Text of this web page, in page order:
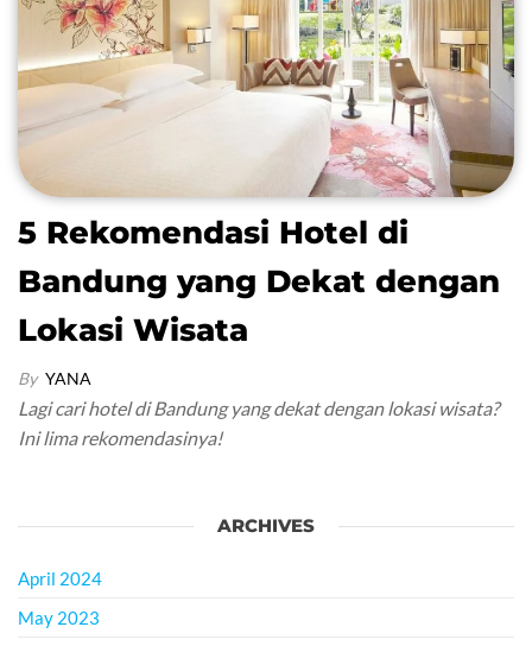
5 Rekomendasi Hotel di
Bandung yang Dekat dengan
Lokasi Wisata
By YANA
Lagi cari hotel di Bandung yang dekat dengan lokasi wisata?
Ini lima rekomendasinya!
ARCHIVES
April 2024
May 2023